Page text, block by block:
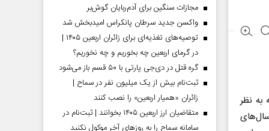
به نظر
مجازات سنگین برای آدم‌ربایان گوش‌بر
واکسن جدید سرطان پانکراس امیدبخش شد
توصیه‌های تغذیه‌ای برای زائران اربعین ۱۴۰۵ |
در گرمای اربعین چه بخوریم و چه نخوریم؟
گره قتل در دی‌جی پارتی با ۵۰ قسم باز می‌شود
ثبت‌نام بیش از یک میلیون نفر در سماح |
زائران «همیار اربعین» را نصب کنند
متقاضیان ارز اربعین ۱۴۰۵ بخوانند | ثبت‌نام در
سامانه سماح را به روز‌های آخر موکول نکنید